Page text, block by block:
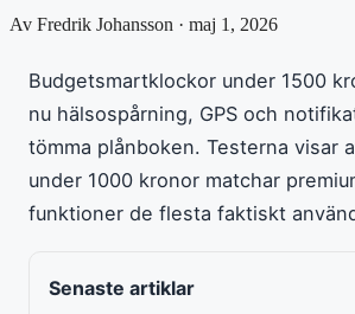
Av Fredrik Johansson · maj 1, 2026
Budgetsmartklockor under 1500
nu hälsospårning, GPS och
tömma plånboken. Testerna visar
under 1000 kronor matchar
funktioner de flesta faktiskt
Senaste artiklar